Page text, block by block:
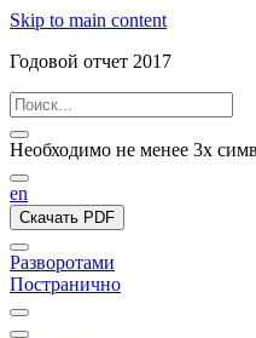
Skip to main content
Годовой отчет 2017
Необходимо не менее 3х
en
Скачать PDF
Разворотами
Постранично